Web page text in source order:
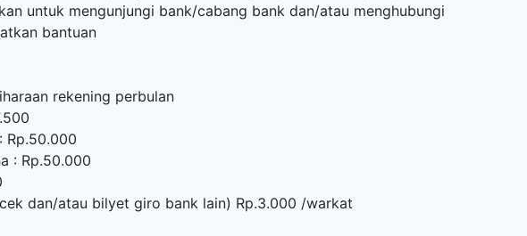
untuk mengunjungi bank/cabang bank dan/atau menghubungi
bantuan
rekening perbulan
Rp.50.000
: Rp.50.000
dan/atau bilyet giro bank lain) Rp.3.000 /warkat